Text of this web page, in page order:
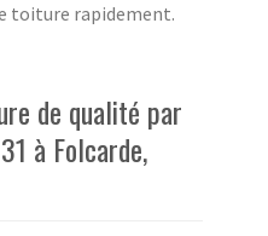
toiture rapidement.
de qualité par
à Folcarde,